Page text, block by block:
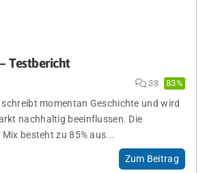
Testbericht
38 83%
momentan Geschichte und wird
nachhaltig beeinflussen. Die
besteht zu 85% aus...
Zum Beitrag